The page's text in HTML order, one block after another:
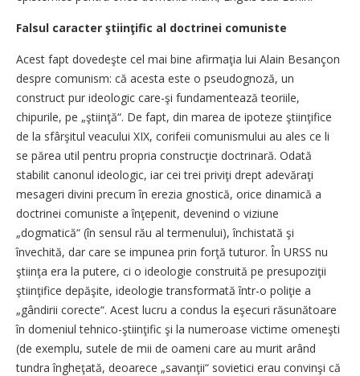
Falsul caracter ştiinţific al doctrinei comuniste
Acest fapt dovedeşte cel mai bine afirmaţia lui Alain Besançon
despre comunism: că acesta este o pseudognoză, un
construct pur ideologic care-şi fundamentează teoriile,
chipurile, pe „ştiinţă“. De fapt, din marea de ipoteze ştiinţifice
de la sfârşitul veacului XIX, corifeii comunismului au ales ce li
se părea util pentru propria construcţie doctrinară. Odată
stabilit canonul ideologic, iar cei trei priviţi drept adevăraţi
mesageri divini precum în erezia gnostică, orice dinamică a
doctrinei comuniste a înţepenit, devenind o viziune
„dogmatică“ (în sensul rău al termenului), închistată şi
învechită, dar care se impunea prin forţă tuturor. În URSS nu
ştiinţa era la putere, ci o ideologie construită pe presupoziţii
ştiinţifice depăşite, ideologie transformată într-o poliţie a
„gândirii corecte“. Acest lucru a condus la eşecuri răsunătoare
în domeniul tehnico-ştiinţific şi la numeroase victime omeneşti
(de exemplu, sutele de mii de oameni care au murit arând
tundra îngheţată, deoarece „savanţii“ sovietici erau convinşi că